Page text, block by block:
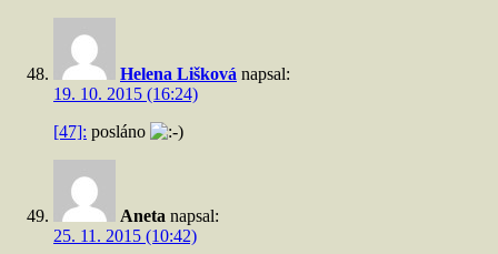
Helena Lišková napsal:
19. 10. 2015 (16:24)
[47]: posláno
Aneta napsal:
25. 11. 2015 (10:42)